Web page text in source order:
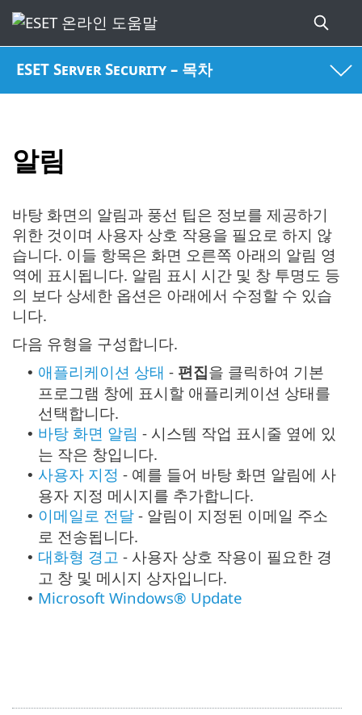
ESET Server Security – 목차
알림
바탕 화면의 알림과 풍선 팁은 정보를 제공하기
위한 것이며 사용자 상호 작용을 필요로 하지 않
습니다. 이들 항목은 화면 오른쪽 아래의 알림 영
역에 표시됩니다. 알림 표시 시간 및 창 투명도 등
의 보다 상세한 옵션은 아래에서 수정할 수 있습
니다.
다음 유형을 구성합니다.
• 애플리케이션 상태 - 편집을 클릭하여 기본
프로그램 창에 표시할 애플리케이션 상태를
선택합니다.
• 바탕 화면 알림 - 시스템 작업 표시줄 옆에 있
는 작은 창입니다.
• 사용자 지정 - 예를 들어 바탕 화면 알림에 사
용자 지정 메시지를 추가합니다.
• 이메일로 전달 - 알림이 지정된 이메일 주소
로 전송됩니다.
• 대화형 경고 - 사용자 상호 작용이 필요한 경
고 창 및 메시지 상자입니다.
• Microsoft Windows® Update